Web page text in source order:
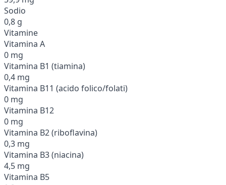
Sodio
0,8 g
Vitamine
Vitamina A
0 mg
Vitamina B1 (tiamina)
0,4 mg
Vitamina B11 (acido folico/folati)
0 mg
Vitamina B12
0 mg
Vitamina B2 (riboflavina)
0,3 mg
Vitamina B3 (niacina)
4,5 mg
Vitamina B5